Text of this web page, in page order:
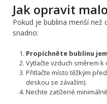
Jak opravit
Pokud je bublina menší než
snadno:
Propíchněte bublinu
Vytlačte vzduch směrem k
Přitlačte místo těžkým
deskou se závažím).
Nechte zatížené